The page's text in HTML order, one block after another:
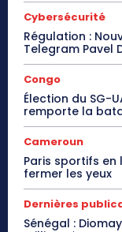
Cybersécurité
Régulation :
Telegram Pavel
Congo
Élection du SG-
remporte la
Cameroun
Paris sportifs en
fermer les yeux
Dernières
Sénégal :